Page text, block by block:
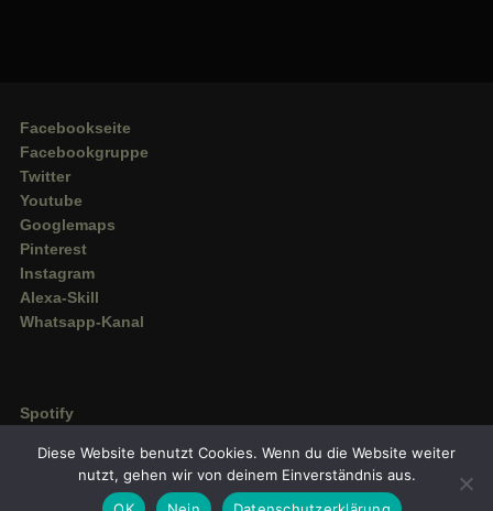
Facebookseite
Facebookgruppe
Twitter
Youtube
Googlemaps
Pinterest
Instagram
Alexa-Skill
Whatsapp-Kanal
Spotify
Amazon Music
Diese Website benutzt Cookies. Wenn du die Website weiter
nutzt, gehen wir von deinem Einverständnis aus.